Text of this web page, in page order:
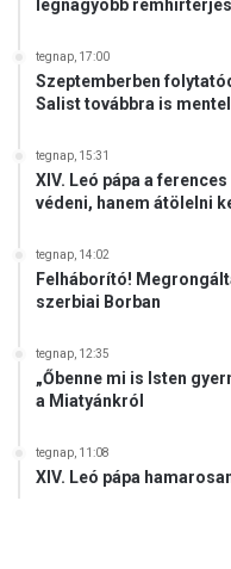
legnagyobb
tegnap, 17:00
Szeptemberben
Salist továbbra is
tegnap, 15:31
XIV. Leó pápa a
védeni, hanem átölelni
tegnap, 14:02
Felháborító!
szerbiai Borban
tegnap, 12:35
„Őbenne mi is Isten
a Miatyánkról
tegnap, 11:08
XIV. Leó pápa